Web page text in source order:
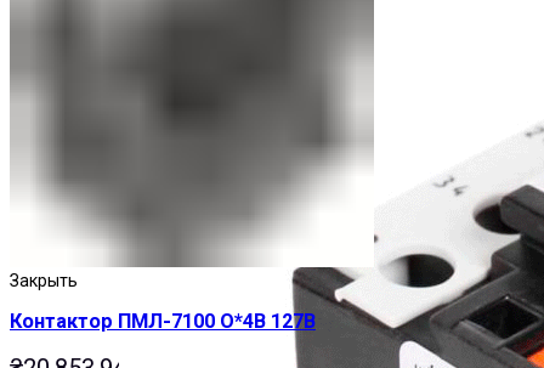
Закрыть
Контактор ПМЛ-7100 О*4В 127В